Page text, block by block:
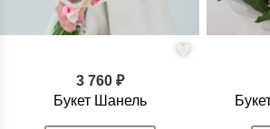
3 760 ₽
Букет Шанель